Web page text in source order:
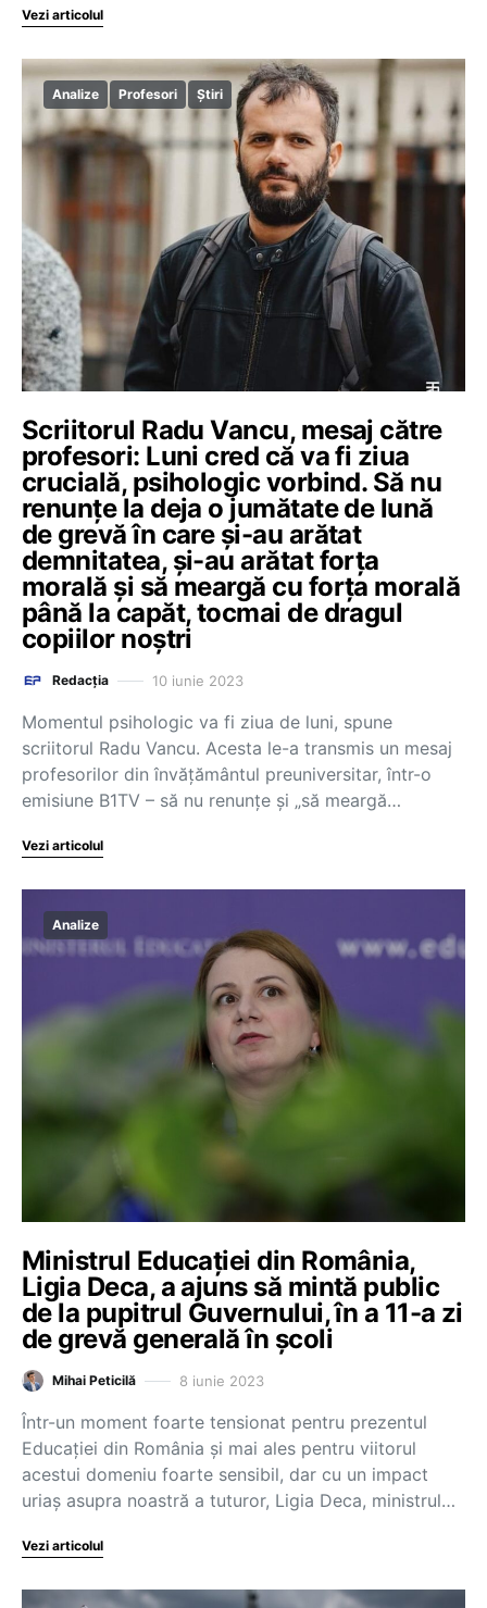
Vezi articolul
Analize Profesori Știri
Scriitorul Radu Vancu, mesaj către
profesori: Luni cred că va fi ziua
crucială, psihologic vorbind. Să nu
renunțe la deja o jumătate de lună
de grevă în care și-au arătat
demnitatea, și-au arătat forța
morală și să meargă cu forța morală
până la capăt, tocmai de dragul
copiilor noștri
Redacția 10 iunie 2023
Momentul psihologic va fi ziua de luni, spune
scriitorul Radu Vancu. Acesta le-a transmis un mesaj
profesorilor din învățământul preuniversitar, într-o
emisiune B1TV – să nu renunțe și „să meargă…
Vezi articolul
Analize
Ministrul Educației din România,
Ligia Deca, a ajuns să mintă public
de la pupitrul Guvernului, în a 11-a zi
de grevă generală în școli
Mihai Peticilă 8 iunie 2023
Într-un moment foarte tensionat pentru prezentul
Educației din România și mai ales pentru viitorul
acestui domeniu foarte sensibil, dar cu un impact
uriaș asupra noastră a tuturor, Ligia Deca, ministrul…
Vezi articolul